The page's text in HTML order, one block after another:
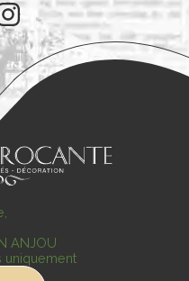
ANJOU
uniquement